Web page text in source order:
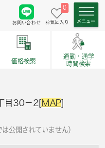
お問い合わせ
0
お気に入り
価格検索
通勤・通学
時間検索
目30－2[MAP]
は公開されていません）